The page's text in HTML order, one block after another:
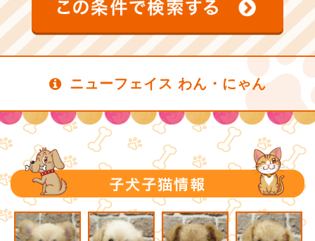
ニューフェイス わん・にゃん